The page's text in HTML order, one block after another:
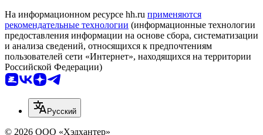
На информационном ресурсе hh.ru применяются
рекомендательные технологии (информационные технологии
предоставления информации на основе сбора, систематизации
и анализа сведений, относящихся к предпочтениям
пользователей сети «Интернет», находящихся на территории
Российской Федерации)
Русский
© 2026 ООО «Хэдхантер»